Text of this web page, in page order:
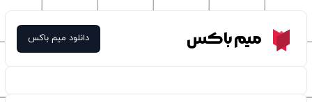
Meme Boxمیم باکس دانلود میم باکس